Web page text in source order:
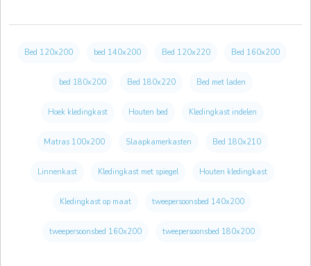
Bed 120x200 bed 140x200 Bed 120x220 Bed 160x200
bed 180x200 Bed 180x220 Bed met laden
Hoek kledingkast Houten bed Kledingkast indelen
Matras 100x200 Slaapkamerkasten Bed 180x210
Linnenkast Kledingkast met spiegel Houten kledingkast
Kledingkast op maat tweepersoonsbed 140x200
tweepersoonsbed 160x200 tweepersoonsbed 180x200